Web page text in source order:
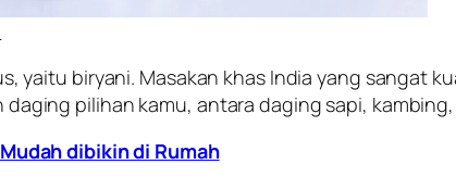
yaitu biryani. Masakan khas India yang sangat
pilihan kamu, antara daging sapi,
dibikin di Rumah